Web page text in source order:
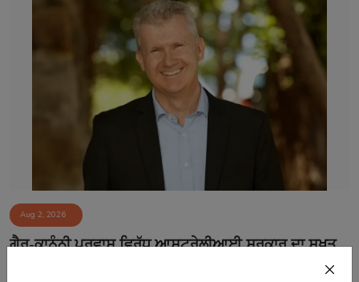
Aug 2, 2026
ਗੈਰ-ਕਾਨੂੰਨੀ ਪ੍ਰਵਾਸ ਵਿਰੁੱਧ ਆਸਟ੍ਰੇਲੀਆਈ ਸਰਕਾਰ ਦਾ ਸਖ਼ਤ